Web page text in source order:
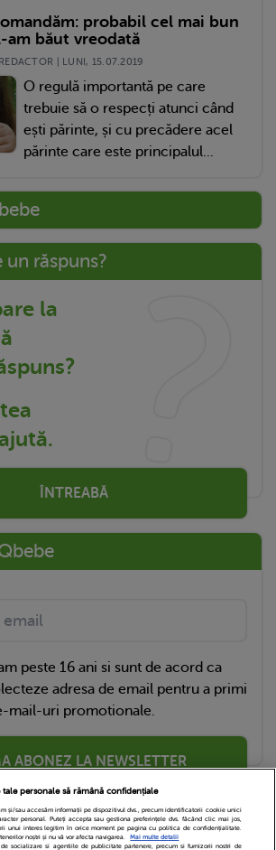
probabil cel mai bun
am băut vreodată
| LUNI, 15.07.2019
O regulă importantă pe care
trebuie să o respecți atunci când
ești părinte, și cu precădere acel
părinte care este principalul...
un răspuns?
la
ÎNTREABĂ
peste 16 ani si sunt de acord ca
adresa de email pentru a primi
mail-uri promotionale.
ABONEZ LA NEWSLETTER
tale personale să rămână confidențiale
și/sau accesăm informații pe dispozitivul dvs., precum identificatorii cookie unici
personal. Puteți accepta sau gestiona preferințele dvs. făcând clic mai jos,
unui interes legitim în orice moment pe pagina cu politica de confidențialitate.
noștri și nu vă vor afecta navigarea.
Mai multe detalii
socializare si agentiile de publicitate partenere, precum si furnizorii nostri de